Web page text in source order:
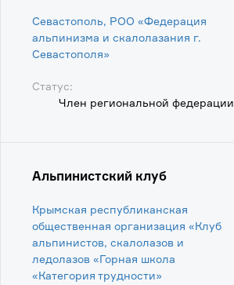
Севастополь, РОО «Федерация
альпинизма и скалолазания г.
Севастополя»
Статус:
Член региональной федерации
Альпинистский клуб
Крымская республиканская
общественная организация «Клуб
альпинистов, скалолазов и
ледолазов «Горная школа
«Категория трудности»